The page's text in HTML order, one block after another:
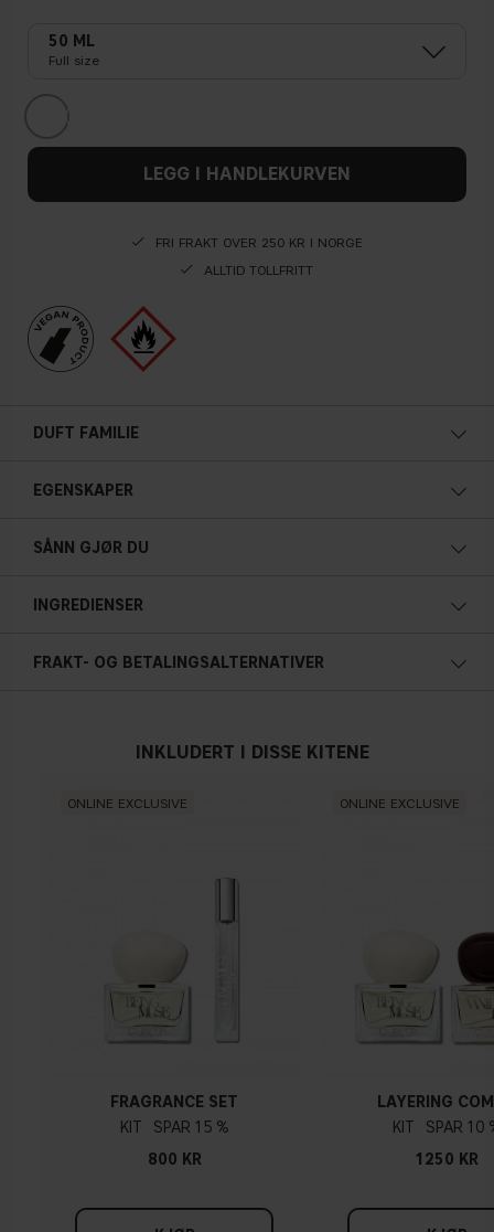
50 ML
Full size
LEGG I HANDLEKURVEN
FRI FRAKT OVER 250 KR I NORGE
ALLTID TOLLFRITT
DUFT FAMILIE
EGENSKAPER
SÅNN GJØR DU
INGREDIENSER
FRAKT- OG BETALINGSALTERNATIVER
INKLUDERT I DISSE KITENE
ONLINE EXCLUSIVE
FRAGRANCE SET
KIT
15 %
800 KR
ONLINE EXCLUSIVE
LAYERING
KIT
10
1250 KR